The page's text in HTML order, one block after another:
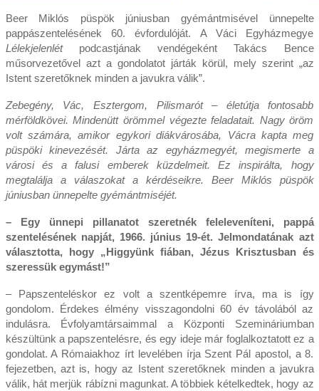
Beer Miklós püspök júniusban gyémántmisével ünnepelte
pappászentelésének 60. évfordulóját. A Váci Egyházmegye
Lélekjelenlétpodcastjának vendégeként Takács Bence
műsorvezetővel azt a gondolatot járták körül, mely szerint „az
Istent szeretőknek minden a javukra válik”.
Zebegény, Vác, Esztergom, Pilismarót – életútja fontosabb
mérföldkövei. Mindenütt örömmel végezte feladatait. Nagy öröm
volt számára, amikor egykori diákvárosába, Vácra kapta meg
püspöki kinevezését. Járta az egyházmegyét, megismerte a
városi és a falusi emberek küzdelmeit. Ez inspirálta, hogy
megtalálja a válaszokat a kérdéseikre. Beer Miklós püspök
júniusban ünnepelte gyémántmiséjét.
– Egy ünnepi pillanatot szeretnék feleleveníteni, pappá
szentelésének napját, 1966. június 19-ét. Jelmondatának azt
választotta, hogy „Higgyünk fiában, Jézus Krisztusban és
szeressük egymást!”
– Papszenteléskor ez volt a szentképemre írva, ma is így
gondolom. Érdekes élmény visszagondolni 60 év távolából az
indulásra. Évfolyamtársaimmal a Központi Szemináriumban
készültünk a papszentelésre, és egy ideje már foglalkoztatott ez a
gondolat. A Rómaiakhoz írt levelében írja Szent Pál apostol, a 8.
fejezetben, azt is, hogy az Istent szeretőknek minden a javukra
válik, hát merjük rábízni magunkat. A többiek kételkedtek, hogy az